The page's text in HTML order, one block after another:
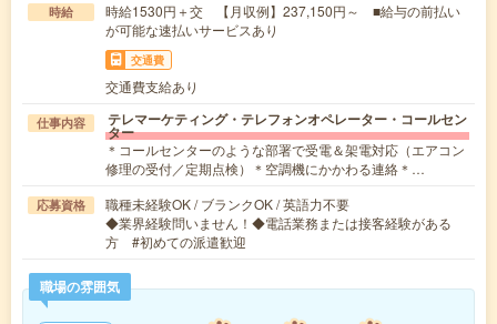
時給
時給1530円＋交 【月収例】237,150円～ ■給与の前払い
が可能な速払いサービスあり
交通費
交通費支給あり
仕事内容 テレマーケティング・テレフォンオペレーター・コールセン
ター
＊コールセンターのような部署で受電＆架電対応（エアコン
修理の受付／定期点検）＊空調機にかかわる連絡＊…
応募資格
職種未経験OK / ブランクOK / 英語力不要
◆業界経験問いません！◆電話業務または接客経験がある
方 #初めての派遣歓迎
職場の雰囲気